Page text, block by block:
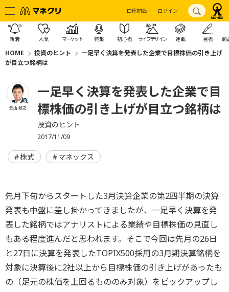
口座開設 ログイン
新着 人気 マーケット 特集 初心者 ライフデザイン 連載 著者 商
HOME 投資のヒント
一足早く決算を発表した企業で目標株価の引き上げ
が目立つ銘柄は
金山 敏之
一足早く決算を発表した企業で目
標株価の引き上げが目立つ銘柄は
投資のヒント
2017/11/09
株式 マネックス
先月下旬からスタートした3月決算企業の第2四半期の決算
発表も中盤に差し掛かってきましたが、一足早く決算を発
表した銘柄ではアナリストによる業績や目標株価の見直し
もある程度進んだと思われます。そこで今回は先月の26日
と27日に決算を発表したTOPIX500採用の3月期決算銘柄を
対象に決算後に2社以上から目標株価の引き上げがあったも
の（足元の株価を上回るもののみ対象）をピックアップし